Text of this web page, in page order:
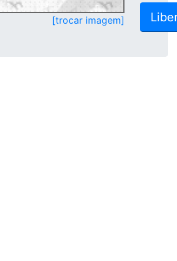
[trocar imagem]